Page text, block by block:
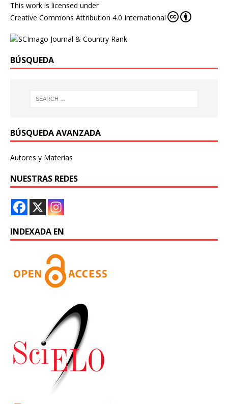
This work is licensed under
Creative Commons Attribution 4.0 International
BÚSQUEDA
BÚSQUEDA AVANZADA
Autores y Materias
NUESTRAS REDES
INDEXADA EN